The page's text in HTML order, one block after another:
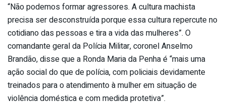
“Não podemos formar agressores. A cultura machista
precisa ser desconstruída porque essa cultura repercute no
cotidiano das pessoas e tira a vida das mulheres”. O
comandante geral da Polícia Militar, coronel Anselmo
Brandão, disse que a Ronda Maria da Penha é “mais uma
ação social do que de polícia, com policiais devidamente
treinados para o atendimento à mulher em situação de
violência doméstica e com medida protetiva”.